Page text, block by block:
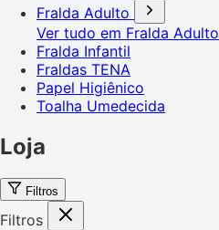
Fralda Adulto
Ver tudo em Fralda Adulto
Fralda Infantil
Fraldas TENA
Papel Higiênico
Toalha Umedecida
Loja
Filtros
Filtros